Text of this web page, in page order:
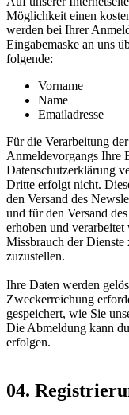
Möglichkeit einen
werden bei Ihrer
Eingabemaske an uns
folgende:
Vorname
Name
Emailadresse
Für die Verarbeitung
Anmeldevorgangs Ihre
Datenschutzerklärung
Dritte erfolgt nicht.
den Versand des
und für den Versand
erhoben und
Missbrauch der
zuzustellen.
Ihre Daten werden
Zweckerreichung
gespeichert, wie Sie
Die Abmeldung kann
erfolgen.
04.